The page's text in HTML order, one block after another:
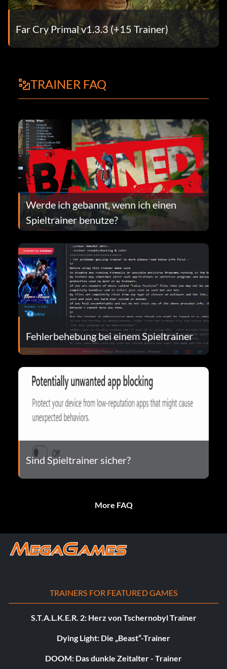
Far Cry Primal v1.3.3 (+15 Trainer)
TRAINER FAQ
Werde ich gebannt, wenn ich einen
Spieltrainer benutze?
Fehlerbehebung bei einem Spieltrainer
Sind Spieltrainer sicher?
More FAQ
TRAINERS FOR FEATURED GAMES
S.T.A.L.K.E.R. 2: Herz von Tschernobyl Trainer
Dying Light: Die „Beast“-Trainer
DOOM: Das dunkle Zeitalter - Trainer